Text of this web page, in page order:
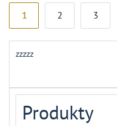
Stronicowanie
wpisów
1 2 3
zzzzz
Produkty